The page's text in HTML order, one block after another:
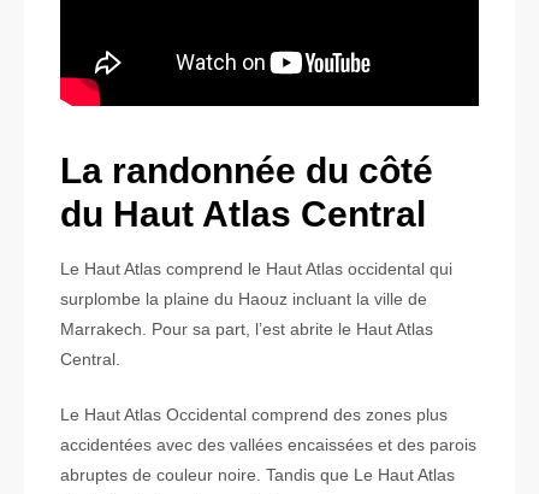
La randonnée du côté
du Haut Atlas Central
Le Haut Atlas comprend le Haut Atlas occidental qui
surplombe la plaine du Haouz incluant la ville de
Marrakech. Pour sa part, l’est abrite le Haut Atlas
Central.
Le Haut Atlas Occidental comprend des zones plus
accidentées avec des vallées encaissées et des parois
abruptes de couleur noire. Tandis que Le Haut Atlas